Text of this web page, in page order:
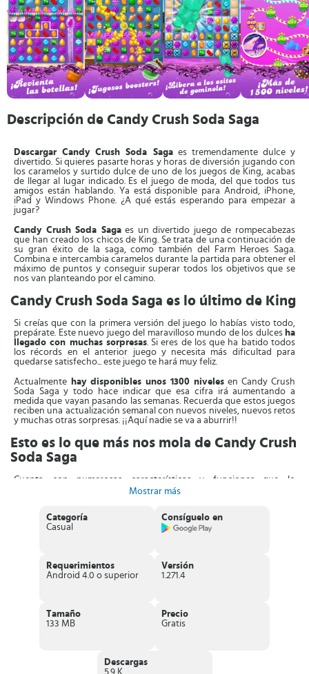
Descripción de Candy Crush Soda Saga
Descargar Candy Crush Soda Sagaes tremendamente dulce y
divertido. Si quieres pasarte horas y horas de diversión jugando con
los caramelos y surtido dulce de uno de los juegos de King, acabas
de llegar al lugar indicado. Es el juego de moda, del que todos tus
amigos están hablando. Ya está disponible para Android, iPhone,
iPad y Windows Phone. ¿A qué estás esperando para empezar a
jugar?
Candy Crush Soda Sagaes un divertido juego de rompecabezas
que han creado los chicos de King. Se trata de una continuación de
su gran éxito de la saga, como también del Farm Heroes Saga.
Combina e intercambia caramelos durante la partida para obtener el
máximo de puntos y conseguir superar todos los objetivos que se
nos van planteando por el camino.
Candy Crush Soda Saga es lo último de King
Si creías que con la primera versión del juego lo habías visto todo,
prepárate. Este nuevo juego del maravilloso mundo de los dulces ha
llegado con muchas sorpresas. Si eres de los que ha batido todos
los récords en el anterior juego y necesita más dificultad para
quedarse satisfecho... este juego te hará muy feliz.
Actualmente hay disponibles unos 1300 niveles en Candy Crush
Soda Saga y todo hace indicar que esa cifra irá aumentando a
medida que vayan pasando las semanas. Recuerda que estos juegos
reciben una actualización semanal con nuevos niveles, nuevos retos
y muchas otras sorpresas. ¡¡Aquí nadie se va a aburrir!!
Esto es lo que más nos mola de Candy Crush
Soda Saga
Cuenta con numerosas características y funciones que lo
convierten en un juego único. Las podemos ver a continuación:
Modos de juego nuevos introducidos:
Soda
: rescata a los ositos de gominola liberando la
Miel: libera a los ositos de gominola atrapados en la
miel combinando los caramelos colindantes.
Integración total con Facebook y con tus amigos.
del juego del que todos vuestros amigos están hablando. Es un
Mostrar más
Categoría
Casual
Consíguelo en
Requerimientos
Android 4.0 o superior
Versión
1.271.4
Tamaño
133 MB
Precio
Gratis
Descargas
5.9 K